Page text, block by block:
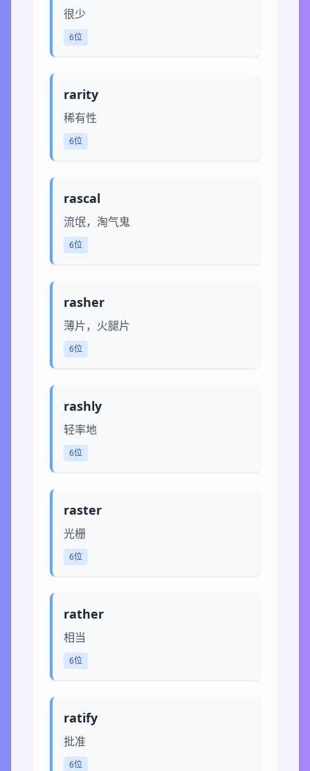
很少
6位
rarity
稀有性
6位
rascal
流氓，淘气鬼
6位
rasher
薄片，火腿片
6位
rashly
轻率地
6位
raster
光栅
6位
rather
相当
6位
ratify
批准
6位